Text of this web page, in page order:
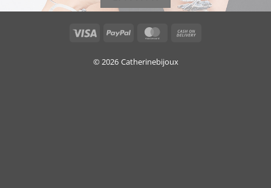
Visa PayPal MasterCard
© 2026 Catherinebijoux